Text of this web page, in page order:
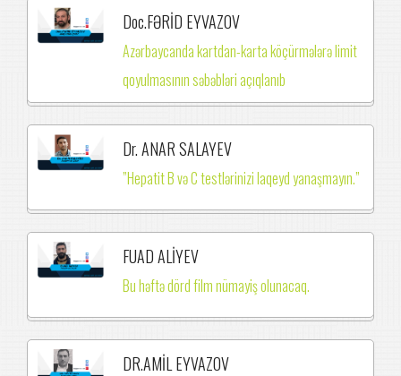
Doc.FƏRİD EYVAZOV
Azərbaycanda kartdan-karta köçürmələrə limit
qoyulmasının səbəbləri açıqlanıb
Dr. ANAR SALAYEV
”Hepatit B və C testlərinizi laqeyd yanaşmayın.”
FUAD ALİYEV
Bu həftə dörd film nümayiş olunacaq.
DR.AMİL EYVAZOV